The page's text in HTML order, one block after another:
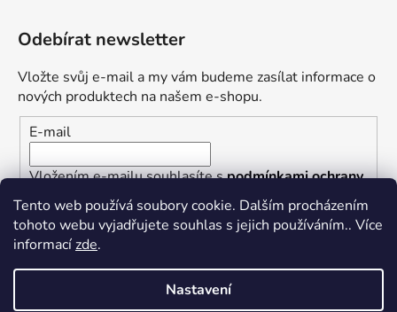
Tento web používá soubory cookie. Dalším procházením
tohoto webu vyjadřujete souhlas s jejich používáním.. Více
informacízde.
Nastavení
Odebírat newsletter
Vložte svůj e-mail a my vám budeme zasílat informace o
nových produktech na našem e-shopu.
E-mail
Vložením e-mailu souhlasíte spodmínkami ochrany
osobních údajů
PŘIHLÁSIT SE